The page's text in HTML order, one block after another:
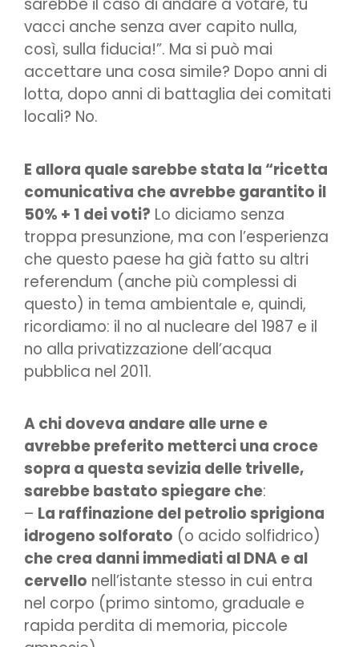
sarebbe il caso di andare a votare, tu
vacci anche senza aver capito nulla,
così, sulla fiducia!”. Ma si può mai
accettare una cosa simile? Dopo anni di
lotta, dopo anni di battaglia dei comitati
locali? No.
E allora quale sarebbe stata la “ricetta
comunicativa che avrebbe garantito il
50% + 1 dei voti? Lo diciamo senza
troppa presunzione, ma con l’esperienza
che questo paese ha già fatto su altri
referendum (anche più complessi di
questo) in tema ambientale e, quindi,
ricordiamo: il no al nucleare del 1987 e il
no alla privatizzazione dell’acqua
pubblica nel 2011.
A chi doveva andare alle urne e
avrebbe preferito metterci una croce
sopra a questa sevizia delle trivelle,
sarebbe bastato spiegare che:
– La raffinazione del petrolio sprigiona
idrogeno solforato (o acido solfidrico)
che crea danni immediati al DNA e al
cervello nell’istante stesso in cui entra
nel corpo (primo sintomo, graduale e
rapida perdita di memoria, piccole